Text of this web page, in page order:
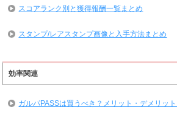
スコアランク別と獲得報酬一覧まとめ
スタンプ/レアスタンプ画像と入手方法まとめ
効率関連
ガルパPASSは買うべき？メリット・デメリッ